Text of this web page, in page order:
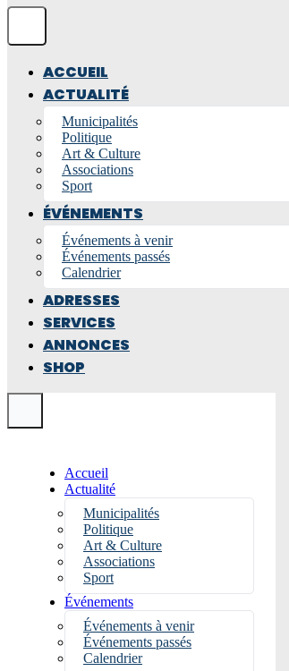
ACCUEIL
ACTUALITÉ
Municipalités
Politique
Art & Culture
Associations
Sport
ÉVÉNEMENTS
Événements à venir
Événements passés
Calendrier
ADRESSES
SERVICES
ANNONCES
SHOP
Accueil
Actualité
Municipalités
Politique
Art & Culture
Associations
Sport
Événements
Événements à venir
Événements passés
Calendrier